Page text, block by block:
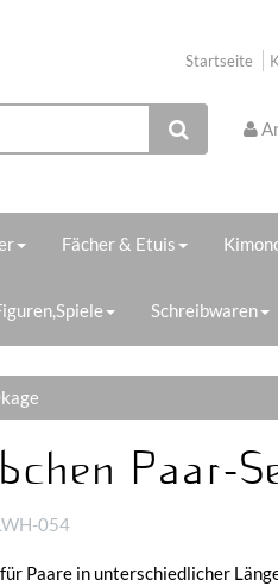
Startseite
Fächer & Etuis
Schreibwaren
Paar-
054
Paare in unterschiedlicher